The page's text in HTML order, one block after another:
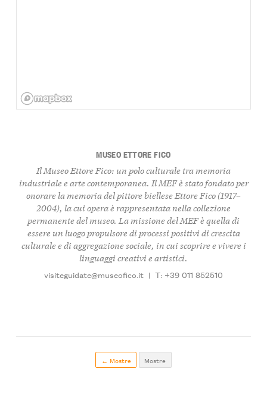
MUSEO ETTORE FICO
Il Museo Ettore Fico: un polo culturale tra memoria
industriale e arte contemporanea. Il MEF è stato fondato per
onorare la memoria del pittore bielleseEttore Fico (1917–
2004), la cui opera è rappresentata nella collezione
permanente del museo. La missione del MEF è quella di
essere un luogo propulsore di processi positivi di crescita
culturale e di aggregazione sociale, in cui scoprire e vivere i
linguaggi creativi e artistici.
visiteguidate@museofico.it | T: +39 011 852510
← Mostre Mostre